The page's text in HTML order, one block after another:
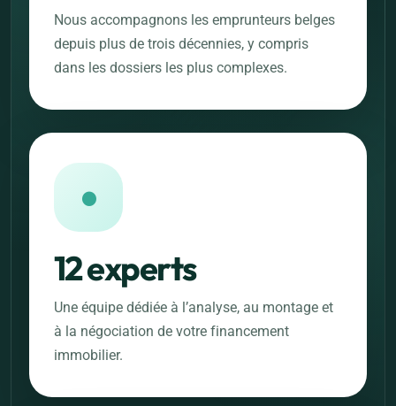
Nous accompagnons les emprunteurs belges
depuis plus de trois décennies, y compris
dans les dossiers les plus complexes.
●
12 experts
Une équipe dédiée à l’analyse, au montage et
à la négociation de votre financement
immobilier.